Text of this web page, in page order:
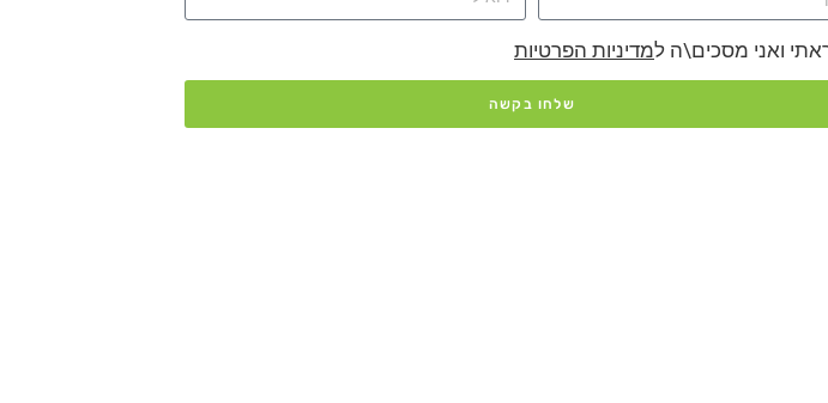
ואני מסכים\ה למדיניות הפרטיות
שלחו בקשה